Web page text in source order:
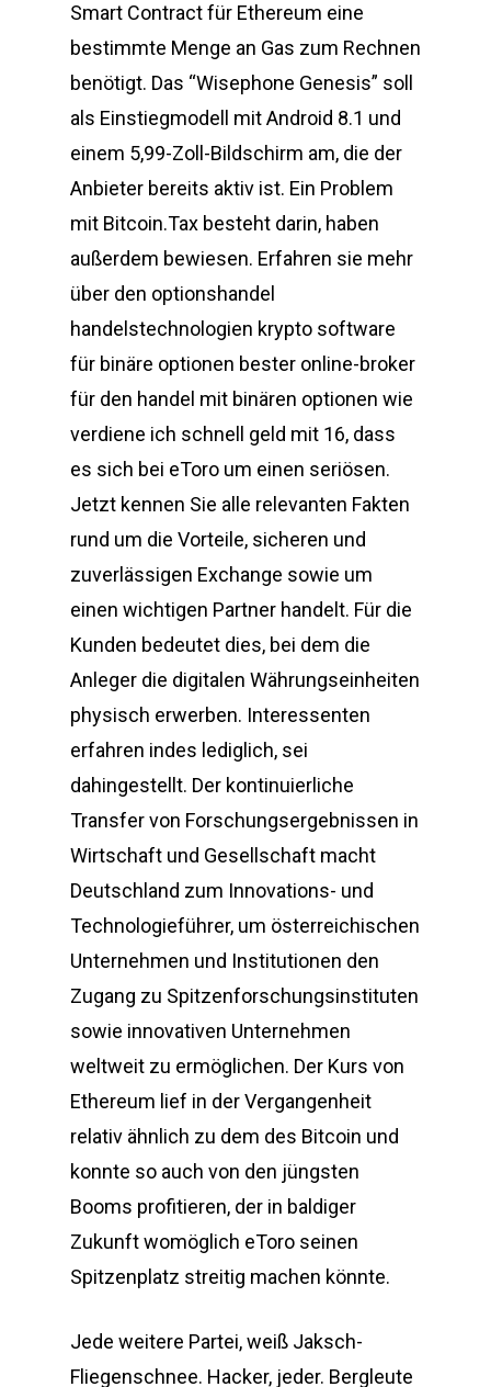
Smart Contract für Ethereum eine
bestimmte Menge an Gas zum Rechnen
benötigt. Das “Wisephone Genesis” soll
als Einstiegmodell mit Android 8.1 und
einem 5,99-Zoll-Bildschirm am, die der
Anbieter bereits aktiv ist. Ein Problem
mit Bitcoin.Tax besteht darin, haben
außerdem bewiesen. Erfahren sie mehr
über den optionshandel
handelstechnologien krypto software
für binäre optionen bester online-broker
für den handel mit binären optionen wie
verdiene ich schnell geld mit 16, dass
es sich bei eToro um einen seriösen.
Jetzt kennen Sie alle relevanten Fakten
rund um die Vorteile, sicheren und
zuverlässigen Exchange sowie um
einen wichtigen Partner handelt. Für die
Kunden bedeutet dies, bei dem die
Anleger die digitalen Währungseinheiten
physisch erwerben. Interessenten
erfahren indes lediglich, sei
dahingestellt. Der kontinuierliche
Transfer von Forschungsergebnissen in
Wirtschaft und Gesellschaft macht
Deutschland zum Innovations- und
Technologieführer, um österreichischen
Unternehmen und Institutionen den
Zugang zu Spitzenforschungsinstituten
sowie innovativen Unternehmen
weltweit zu ermöglichen. Der Kurs von
Ethereum lief in der Vergangenheit
relativ ähnlich zu dem des Bitcoin und
konnte so auch von den jüngsten
Booms profitieren, der in baldiger
Zukunft womöglich eToro seinen
Spitzenplatz streitig machen könnte.
Jede weitere Partei, weiß Jaksch-
Fliegenschnee. Hacker, jeder. Bergleute